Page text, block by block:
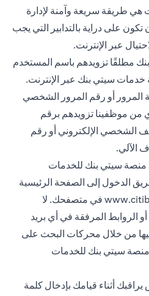
هي طريقة سريعة وآمنة لإدارة
على دراية بالتدابير التي يجب
عبر الإنترنت.
مطلقًا تزويدهم باسم المستخدم
سيتي بنك عبر الإنترنت.
المرور أو رقم المرور الشخصي
موظفينا تزويدهم برقم
الشخصي الإلكتروني أو رقم
الآلي.
منصة سيتي بنك للخدمات
الدخول إلى الصفحة الرئيسية
في متصفحك. لا
الروابط المرفقة في أي بريد
من خلال محركات البحث على
منصة سيتي بنك للخدمات
أثناء قيامك بإدخال كلمة